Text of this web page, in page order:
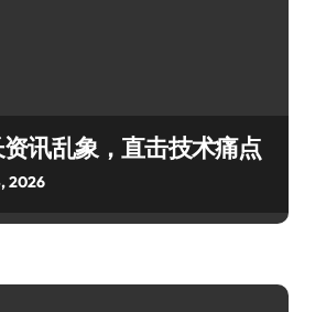
讯乱象，直击技术痛点
2026